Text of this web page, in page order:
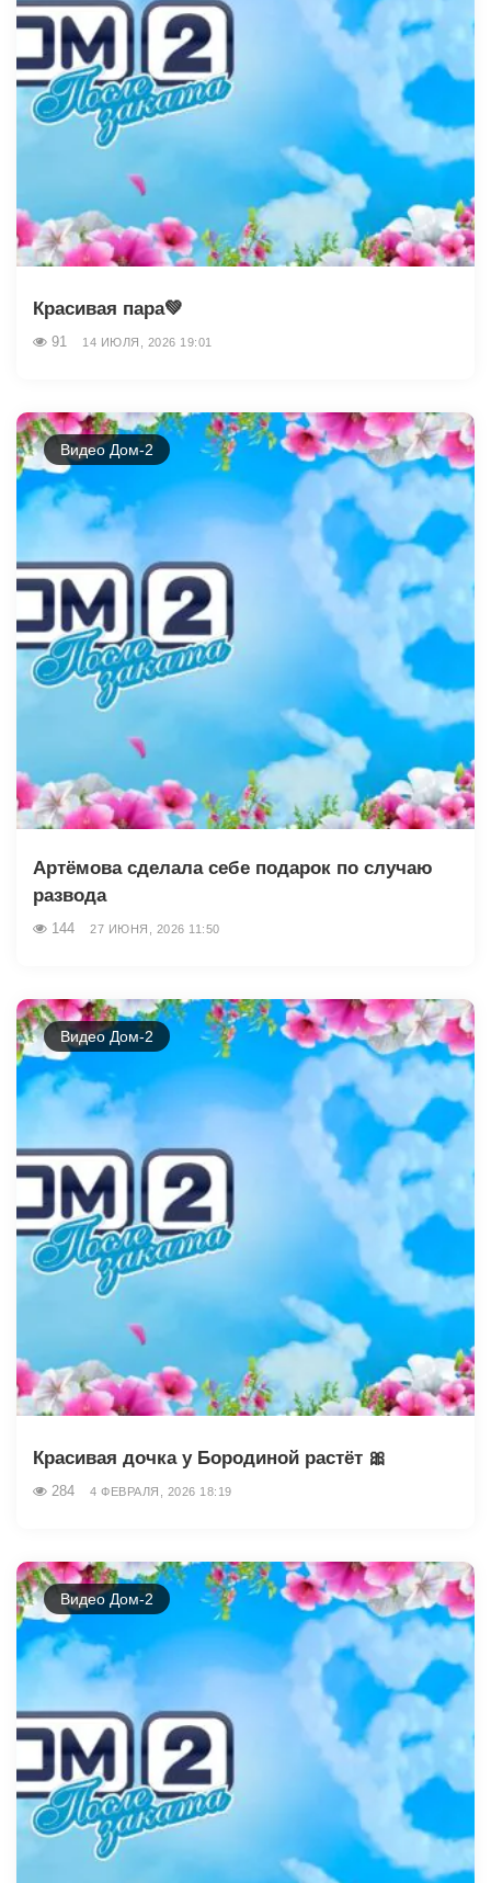
Красивая пара💚
91 14 ИЮЛЯ, 2026 19:01
Видео Дом-2
Артёмова сделала себе подарок по случаю
развода
144 27 ИЮНЯ, 2026 11:50
Видео Дом-2
Красивая дочка у Бородиной растёт 🎀
284 4 ФЕВРАЛЯ, 2026 18:19
Видео Дом-2